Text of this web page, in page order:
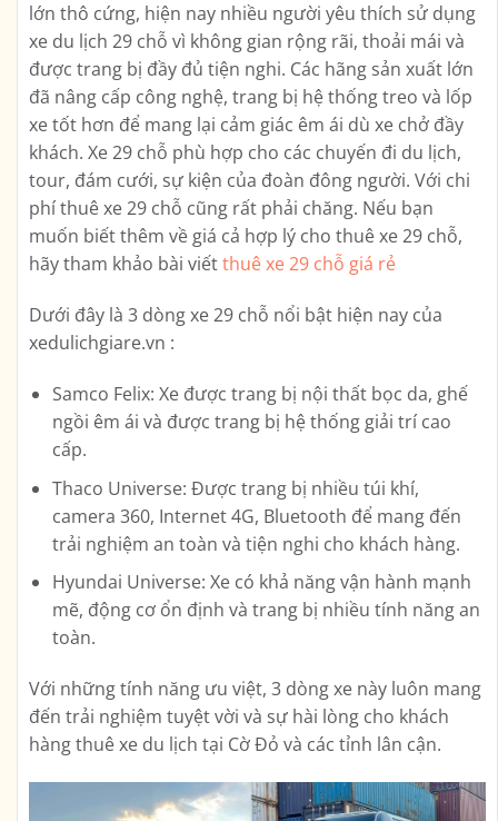
lớn thô cứng, hiện nay nhiều người yêu thích sử dụng
xe du lịch 29 chỗ vì không gian rộng rãi, thoải mái và
được trang bị đầy đủ tiện nghi. Các hãng sản xuất lớn
đã nâng cấp công nghệ, trang bị hệ thống treo và lốp
xe tốt hơn để mang lại cảm giác êm ái dù xe chở đầy
khách. Xe 29 chỗ phù hợp cho các chuyến đi du lịch,
tour, đám cưới, sự kiện của đoàn đông người. Với chi
phí thuê xe 29 chỗ cũng rất phải chăng. Nếu bạn
muốn biết thêm về giá cả hợp lý cho thuê xe 29 chỗ,
hãy tham khảo bài viếtthuê xe 29 chỗ giá rẻ
Dưới đây là 3 dòng xe 29 chỗ nổi bật hiện nay của
xedulichgiare.vn :
Samco Felix: Xe được trang bị nội thất bọc da, ghế
ngồi êm ái và được trang bị hệ thống giải trí cao
cấp.
Thaco Universe: Được trang bị nhiều túi khí,
camera 360, Internet 4G, Bluetooth để mang đến
trải nghiệm an toàn và tiện nghi cho khách hàng.
Hyundai Universe: Xe có khả năng vận hành mạnh
mẽ, động cơ ổn định và trang bị nhiều tính năng an
toàn.
Với những tính năng ưu việt, 3 dòng xe này luôn mang
đến trải nghiệm tuyệt vời và sự hài lòng cho khách
hàng thuê xe du lịch tại Cờ Đỏ và các tỉnh lân cận.